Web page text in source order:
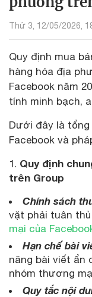
Thứ 3, 12/05/2026,
Quy định mua
hàng hóa địa
Facebook năm
tính minh bạch,
Dưới đây là
Facebook và
Quy định
trên Group
Chính sách
vặt phải tuân
mại của
Hạn chế bài
năng bài viết ẩn
nhóm thương
Quy tắc nội